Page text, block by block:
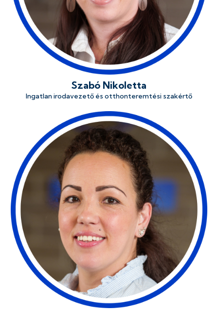
Szabó Nikoletta
Ingatlan irodavezető és otthonteremtési szakértő